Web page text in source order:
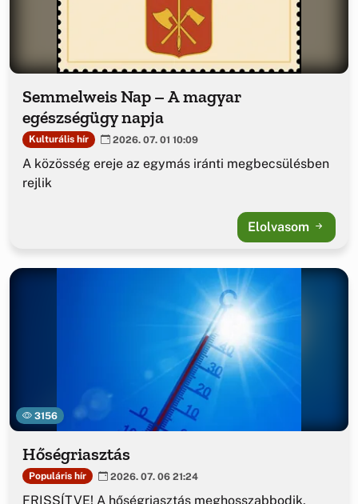
Semmelweis Nap – A magyar
egészségügy napja
Kulturális hír 2026. 07. 01 10:09
A közösség ereje az egymás iránti megbecsülésben
rejlik
Elolvasom
3156
Hőségriasztás
Populáris hír 2026. 07. 06 21:24
FRISSÍTVE! A hőségriasztás meghosszabbodik,